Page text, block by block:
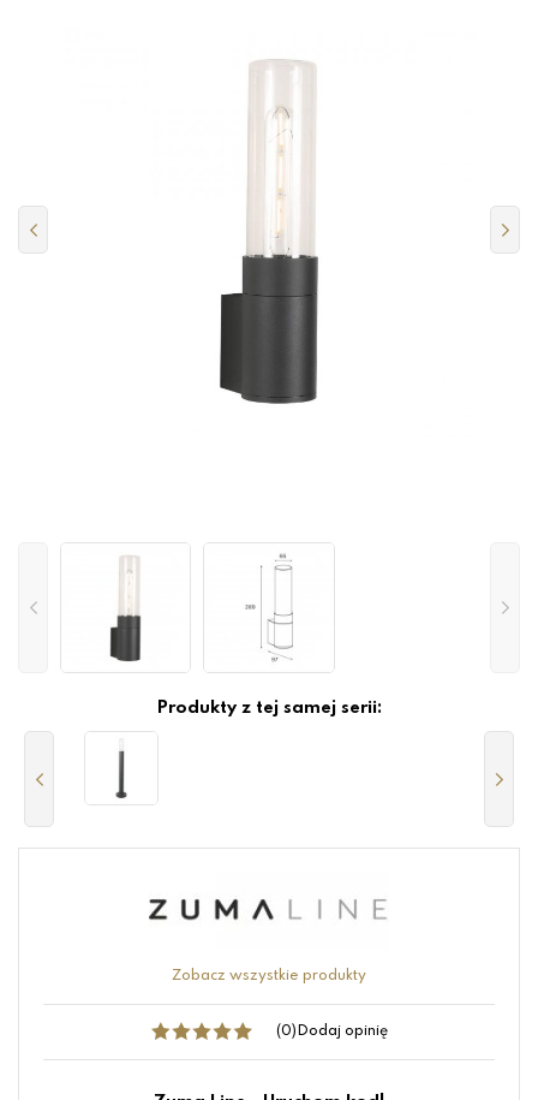
Produkty z tej samej serii:
Zobacz wszystkie produkty
(0) Dodaj opinię